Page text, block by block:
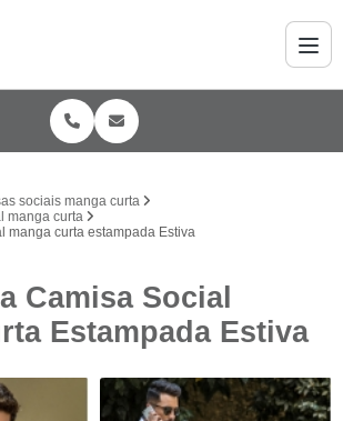
sociais manga curta
manga curta
manga curta estampada Estiva
Camisa Social
Estampada Estiva